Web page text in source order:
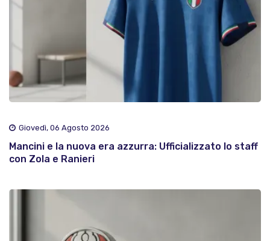
Giovedì, 06 Agosto 2026
Mancini e la nuova era azzurra: Ufficializzato lo staff
con Zola e Ranieri